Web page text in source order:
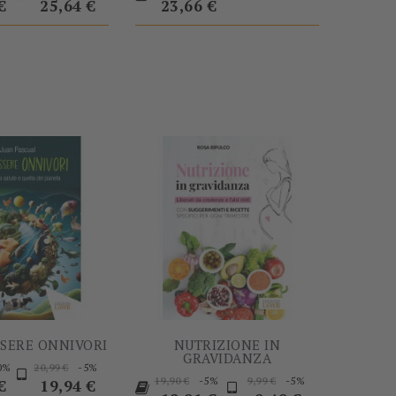
base
25,64 €
base
23,66 €
ONNIVORI
Prezzo
base
20,99 € -5%
19,94 €
NUTRIZIONE IN
GRAVIDANZA
Prezzo
19,90 € -5%
Prezzo
Prezzo
9,99 € -5%